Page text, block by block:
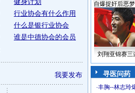
行业协会有什么作用
什么是银行业协会
谁是中德协会的会员
我要发布
自爆捉奸后恶
刘翔亚锦赛三
寻医问药
·丰胸--林志玲